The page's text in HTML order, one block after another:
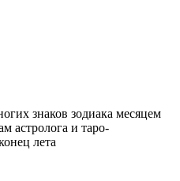
знаков зодиака месяцем
астролога и таро-
лета